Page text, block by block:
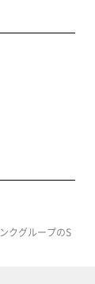
クグループのS